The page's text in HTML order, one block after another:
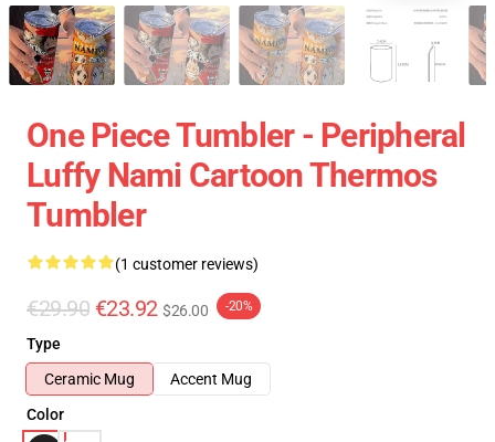
One Piece Tumbler - Peripheral
Luffy Nami Cartoon Thermos
Tumbler
(1 customer reviews)
€29.90 €23.92 $26.00 -20%
Type
Ceramic Mug
Accent Mug
Color